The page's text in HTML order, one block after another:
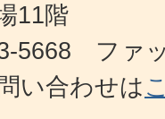
11階
5668 ファ
い合わせは